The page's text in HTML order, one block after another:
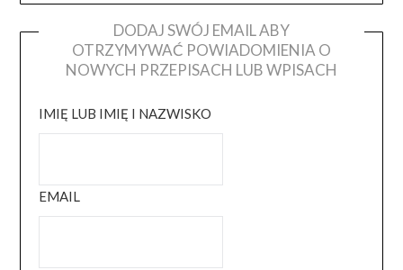
DODAJ SWÓJ EMAIL ABY
OTRZYMYWAĆ POWIADOMIENIA O
NOWYCH PRZEPISACH LUB WPISACH
IMIĘ LUB IMIĘ I NAZWISKO
EMAIL